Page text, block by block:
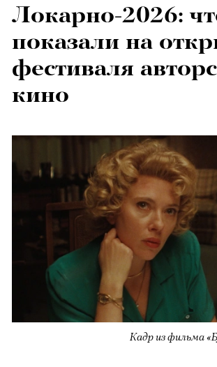
Локарно-2026:
показали на
фестиваля
кино
Кадр из фильма